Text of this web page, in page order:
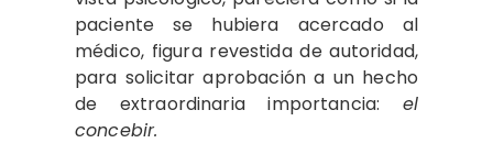
paciente se hubiera acercado al
médico, figura revestida de autoridad,
para solicitar aprobación a un hecho
de extraordinaria importancia: el
concebir.